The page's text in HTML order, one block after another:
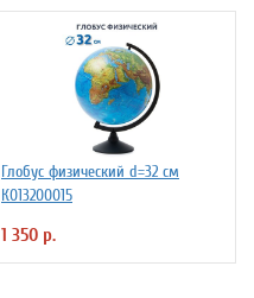
Глобус физический d=32 см
К013200015
1 350 р.